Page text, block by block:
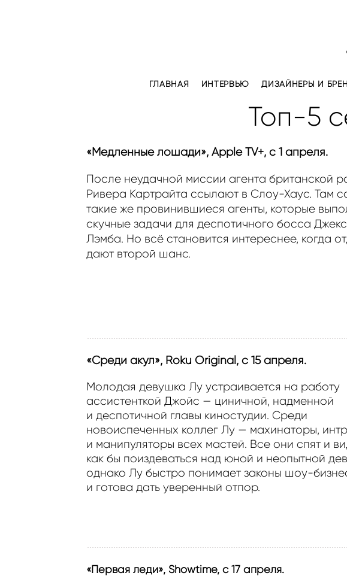
ГЛАВНАЯ ИНТЕРВЬЮ ДИЗАЙНЕРЫ И
Топ-5
«Медленные лошади», Apple TV+, с 1 апреля.
После неудачной миссии агента британской
Ривера Картрайта ссылают в Слоу-Хаус. Там
такие же провинившиеся агенты, которые
скучные задачи для деспотичного босса
Лэмба. Но всё становится интереснее, когда
дают второй шанс.
«Среди акул», Roku Original, с 15 апреля.
Молодая девушка Лу устраивается на работу
ассистенткой Джойс — циничной, надменной
и деспотичной главы киностудии. Среди
новоиспеченных коллег Лу — махинаторы,
и манипуляторы всех мастей. Все они спят и
как бы поиздеваться над юной и неопытной
однако Лу быстро понимает законы шоу-
и готова дать уверенный отпор.
«Первая леди», Showtime, с 17 апреля.